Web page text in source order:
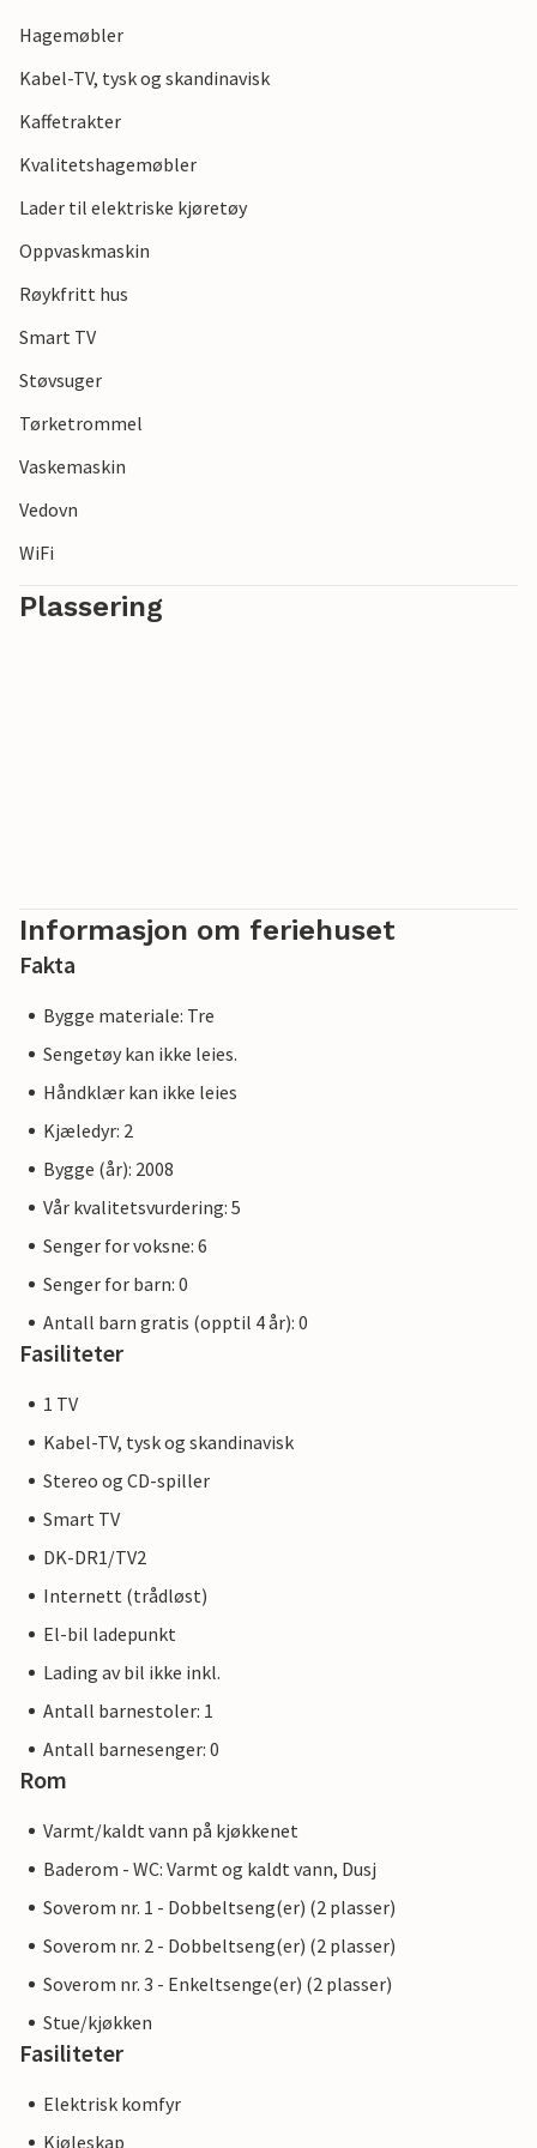
Danmarks eldste by, Ribe.
Gled deg til en variert ferie i dette flotte feriehuset!
svømmebassenger på Vestjylland og en times gratis
bowling i Varde.
Hagemøbler
Kabel-TV, tysk og skandinavisk
Kaffetrakter
Kvalitetshagemøbler
Lader til elektriske kjøretøy
Oppvaskmaskin
Røykfritt hus
Smart TV
Støvsuger
Tørketrommel
Vaskemaskin
Vedovn
WiFi
Plassering
Informasjon om feriehuset
Fakta
Bygge materiale: Tre
Sengetøy kan ikke leies.
Håndklær kan ikke leies
Kjæledyr: 2
Bygge (år): 2008
Vår kvalitetsvurdering: 5
Senger for voksne: 6
Senger for barn: 0
Antall barn gratis (opptil 4 år): 0
Fasiliteter
1 TV
Kabel-TV, tysk og skandinavisk
Stereo og CD-spiller
Smart TV
DK-DR1/TV2
Internett (trådløst)
El-bil ladepunkt
Lading av bil ikke inkl.
Antall barnestoler: 1
Antall barnesenger: 0
Rom
Varmt/kaldt vann på kjøkkenet
Baderom - WC: Varmt og kaldt vann, Dusj
Soverom nr. 1 - Dobbeltseng(er) (2 plasser)
Soverom nr. 2 - Dobbeltseng(er) (2 plasser)
Soverom nr. 3 - Enkeltsenge(er) (2 plasser)
Stue/kjøkken
Fasiliteter
Elektrisk komfyr
Kjøleskap